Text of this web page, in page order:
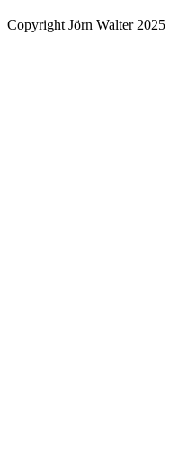
Copyright Jörn Walter 2025